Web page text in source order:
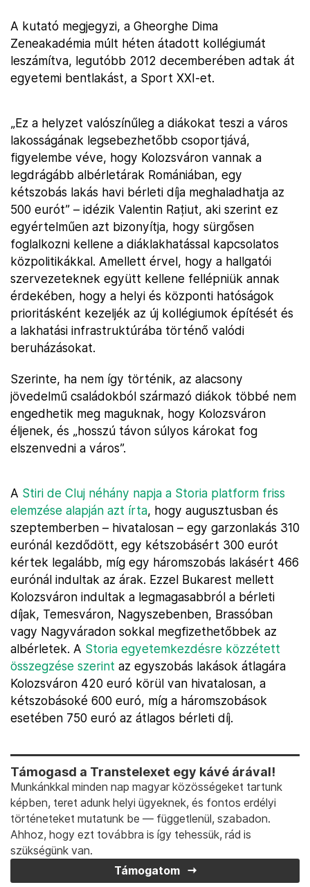
A kutató megjegyzi, a Gheorghe Dima
Zeneakadémia múlt héten átadott kollégiumát
leszámítva, legutóbb 2012 decemberében adtak át
egyetemi bentlakást, a Sport XXI-et.
„Ez a helyzet valószínűleg a diákokat teszi a város
lakosságának legsebezhetőbb csoportjává,
figyelembe véve, hogy Kolozsváron vannak a
legdrágább albérletárak Romániában, egy
kétszobás lakás havi bérleti díja meghaladhatja az
500 eurót” – idézik Valentin Rațiut, aki szerint ez
egyértelműen azt bizonyítja, hogy sürgősen
foglalkozni kellene a diáklakhatással kapcsolatos
közpolitikákkal. Amellett érvel, hogy a hallgatói
szervezeteknek együtt kellene fellépniük annak
érdekében, hogy a helyi és központi hatóságok
prioritásként kezeljék az új kollégiumok építését és
a lakhatási infrastruktúrába történő valódi
beruházásokat.
Szerinte, ha nem így történik, az alacsony
jövedelmű családokból származó diákok többé nem
engedhetik meg maguknak, hogy Kolozsváron
éljenek, és „hosszú távon súlyos károkat fog
elszenvedni a város”.
A Stiri de Cluj néhány napja a Storia platform friss
elemzése alapján azt írta, hogy augusztusban és
szeptemberben – hivatalosan – egy garzonlakás 310
eurónál kezdődött, egy kétszobásért 300 eurót
kértek legalább, míg egy háromszobás lakásért 466
eurónál indultak az árak. Ezzel Bukarest mellett
Kolozsváron indultak a legmagasabbról a bérleti
díjak, Temesváron, Nagyszebenben, Brassóban
vagy Nagyváradon sokkal megfizethetőbbek az
albérletek. A Storia egyetemkezdésre közzétett
összegzése szerint az egyszobás lakások átlagára
Kolozsváron 420 euró körül van hivatalosan, a
kétszobásoké 600 euró, míg a háromszobások
esetében 750 euró az átlagos bérleti díj.
Támogasd a Transtelexet egy kávé árával!
Munkánkkal minden nap magyar közösségeket tartunk
képben, teret adunk helyi ügyeknek, és fontos erdélyi
történeteket mutatunk be — függetlenül, szabadon.
Ahhoz, hogy ezt továbbra is így tehessük, rád is
szükségünk van.
Támogatom